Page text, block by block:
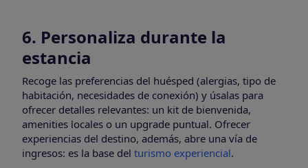
6. Personaliza durante la
estancia
Recoge las preferencias del huésped (alergias, tipo de
habitación, necesidades de conexión) y úsalas para
ofrecer detalles relevantes: un kit de bienvenida,
amenities locales o un upgrade puntual. Ofrecer
experiencias del destino, además, abre una vía de
ingresos: es la base del turismo experiencial.